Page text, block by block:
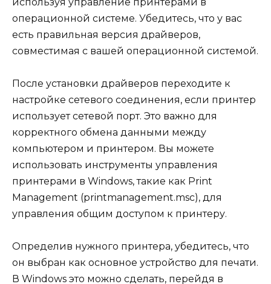
операционной системе. Убедитесь, что у вас
есть правильная версия драйверов,
совместимая с вашей операционной системой.
После установки драйверов переходите к
настройке сетевого соединения, если принтер
использует сетевой порт. Это важно для
корректного обмена данными между
компьютером и принтером. Вы можете
использовать инструменты управления
принтерами в Windows, такие как Print
Management (printmanagement.msc), для
управления общим доступом к принтеру.
Определив нужного принтера, убедитесь, что
он выбран как основное устройство для печати.
В Windows это можно сделать, перейдя в